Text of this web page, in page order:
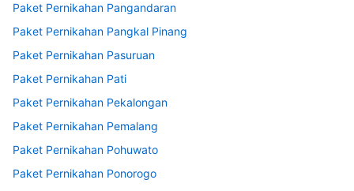
Paket Pernikahan Pangandaran
Paket Pernikahan Pangkal Pinang
Paket Pernikahan Pasuruan
Paket Pernikahan Pati
Paket Pernikahan Pekalongan
Paket Pernikahan Pemalang
Paket Pernikahan Pohuwato
Paket Pernikahan Ponorogo